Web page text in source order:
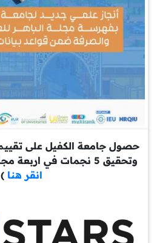
وتحقيق 5 نجمات في اربعة مجالات مختلفة للتقييم (
انقر هنا)